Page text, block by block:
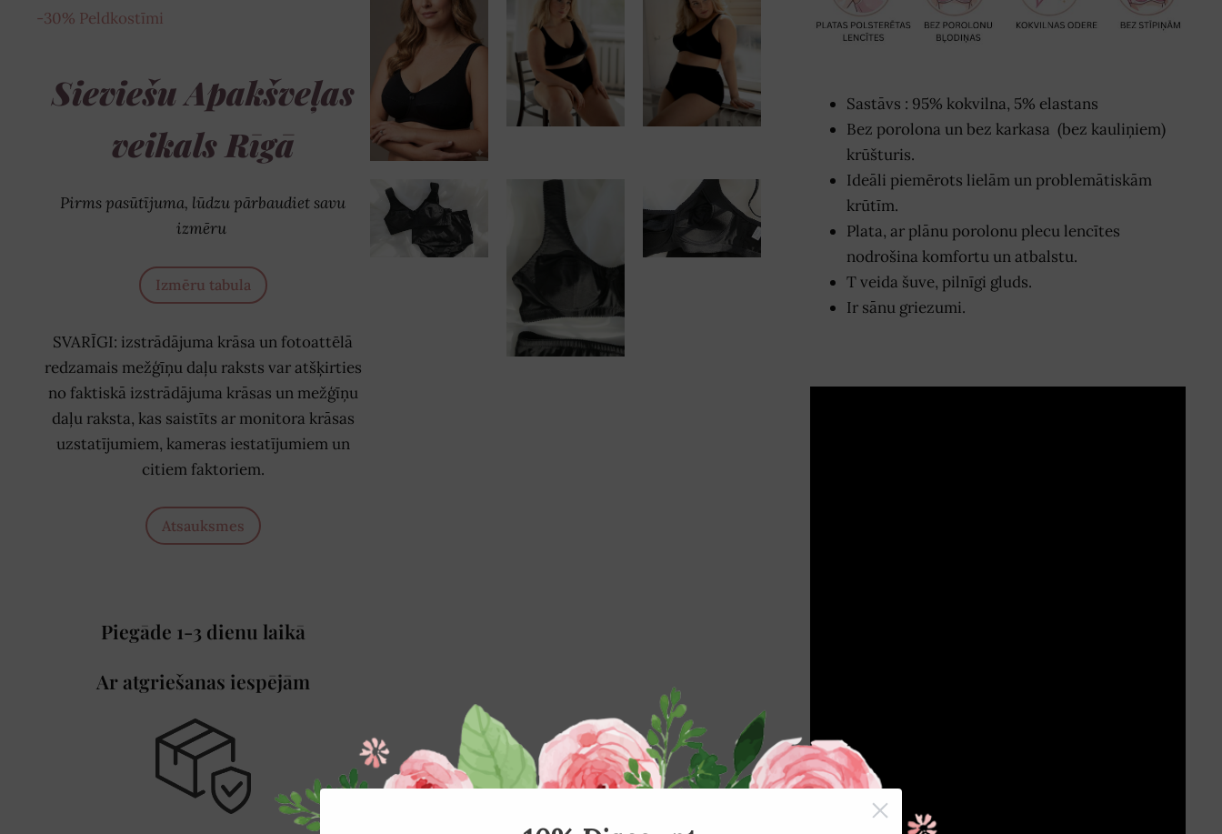
-30% Peldkostīmi
Sieviešu Apakšveļas
veikals Rīgā
Pirms pasūtījuma, lūdzu pārbaudiet savu
izmēru
Izmēru tabula
SVARĪGI: izstrādājuma krāsa un fotoattēlā
redzamais mežģīņu daļu raksts var atšķirties
no faktiskā izstrādājuma krāsas un mežģīņu
daļu raksta, kas saistīts ar monitora krāsas
uzstatījumiem, kameras iestatījumiem un
citiem faktoriem.
Atsauksmes
Piegāde 1-3 dienu laikā
Ar atgriešanas iespējām
Sastāvs : 95% kokvilna, 5% elastans
Bez porolona un bez karkasa (bez kauliņiem)
krūšturis.
Ideāli piemērots lielām un problemātiskām
krūtīm.
Plata, ar plānu porolonu plecu lencītes
nodrošina komfortu un atbalstu.
T veida šuve, pilnīgi gluds.
Ir sānu griezumi.